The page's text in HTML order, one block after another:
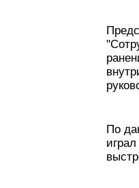
По